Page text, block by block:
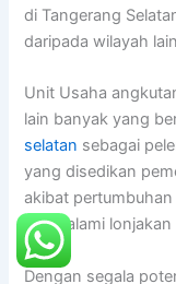
di Tangerang
daripada wilayah
Unit Usaha
lain banyak yang
selatan sebagai
yang disedikan
akibat
mengalami
Dengan segala